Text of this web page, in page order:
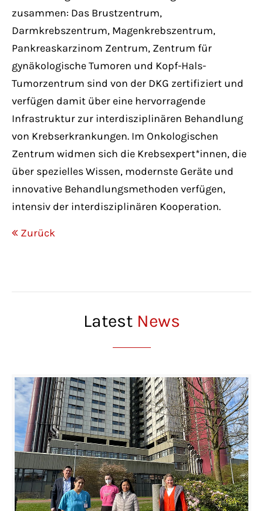
zusammen: Das Brustzentrum,
Darmkrebszentrum, Magenkrebszentrum,
Pankreaskarzinom Zentrum, Zentrum für
gynäkologische Tumoren und Kopf-Hals-
Tumorzentrum sind von der DKG zertifiziert und
verfügen damit über eine hervorragende
Infrastruktur zur interdisziplinären Behandlung
von Krebserkrankungen. Im Onkologischen
Zentrum widmen sich die Krebsexpert*innen, die
über spezielles Wissen, modernste Geräte und
innovative Behandlungsmethoden verfügen,
intensiv der interdisziplinären Kooperation.
Zurück
Latest News